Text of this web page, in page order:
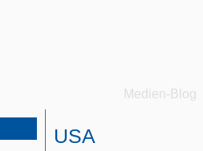
Medien-Blog
USA